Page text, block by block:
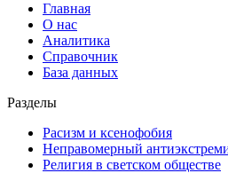
Главная
О нас
Аналитика
Справочник
База данных
Разделы
Расизм и ксенофобия
Неправомерный
Религия в светском обществе